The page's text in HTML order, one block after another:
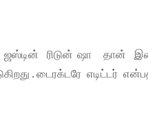
ரிடுன் ஷா தான்
. டைரக்டரே எடிட்டர்